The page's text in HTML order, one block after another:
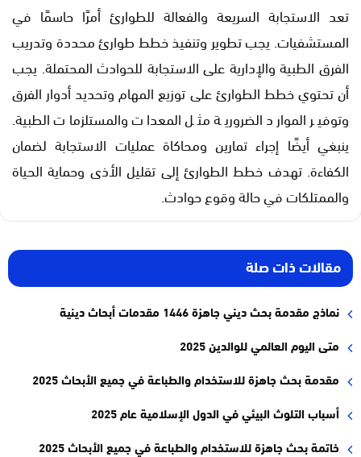
تعد الاستجابة السريعة والفعالة للطوارئ أمرًا حاسمًا في
المستشفيات. يجب تطوير وتنفيذ خطط طوارئ محددة وتدريب
الفرق الطبية والإدارية على الاستجابة للحوادث المحتملة. يجب
أن تحتوي خطط الطوارئ على توزيع المهام وتحديد أدوار الفرق
وتوفير الموارد الضرورية مثل المعدات والمستلزمات الطبية.
ينبغي أيضًا إجراء تمارين ومحاكاة عمليات الاستجابة لضمان
الكفاءة. تهدف خطط الطوارئ إلى تقليل الأذى وحماية الحياة
والممتلكات في حالة وقوع حوادث.
مقالات ذات صلة
نماذج مقدمة بحث ديني جاهزة 1446 مقدمات أبحاث دينية
متى اليوم العالمي للوالدين 2025
مقدمة بحث جاهزة للاستخدام والطباعة في جميع ‏الأبحاث ‏2025
أسباب التلوث البيئي في الدول الإسلامية عام 2025
خاتمة بحث جاهزة للاستخدام والطباعة في جميع ‏الأبحاث ‏2025